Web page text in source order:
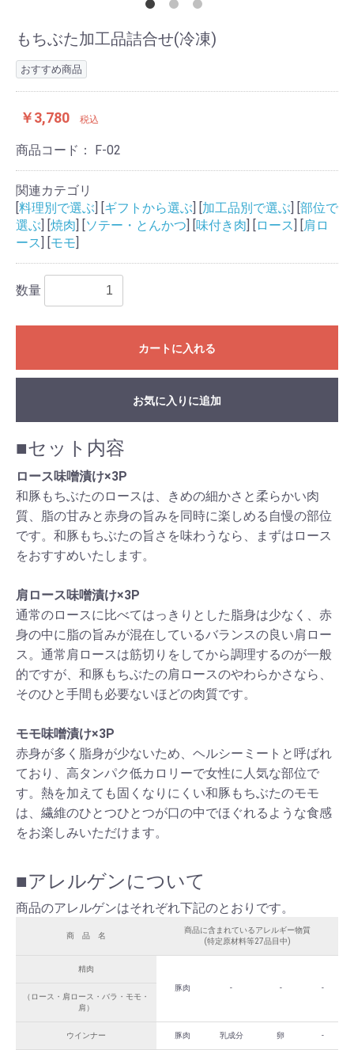
もちぶた加工品詰合せ(冷凍)
おすすめ商品
￥3,780 税込
商品コード： F-02
関連カテゴリ
料理別で選ぶ ギフトから選ぶ 加工品別で選ぶ
部位で
選ぶ
焼肉 ソテー・とんかつ 味付き肉 ロース
肩ロ
ース
モモ
数量
カートに入れる
お気に入りに追加
■セット内容
ロース味噌漬け×3P
和豚もちぶたのロースは、きめの細かさと柔らかい肉
質、脂の甘みと赤身の旨みを同時に楽しめる自慢の部位
です。和豚もちぶたの旨さを味わうなら、まずはロース
をおすすめいたします。
肩ロース味噌漬け×3P
通常のロースに比べてはっきりとした脂身は少なく、赤
身の中に脂の旨みが混在しているバランスの良い肩ロー
ス。通常肩ロースは筋切りをしてから調理するのが一般
的ですが、和豚もちぶたの肩ロースのやわらかさなら、
そのひと手間も必要ないほどの肉質です。
モモ味噌漬け×3P
赤身が多く脂身が少ないため、ヘルシーミートと呼ばれ
ており、高タンパク低カロリーで女性に人気な部位で
す。熱を加えても固くなりにくい和豚もちぶたのモモ
は、繊維のひとつひとつが口の中でほぐれるような食感
をお楽しみいただけます。
■アレルゲンについて
商品のアレルゲンはそれぞれ下記のとおりです。
商 品 名
商品に含まれているアレルギー物質
(特定原材料等27品目中)
精肉
豚肉 - -
-
（ロース・肩ロース・バラ・モモ・
肩）
ウインナー 豚肉 乳成分 卵 -